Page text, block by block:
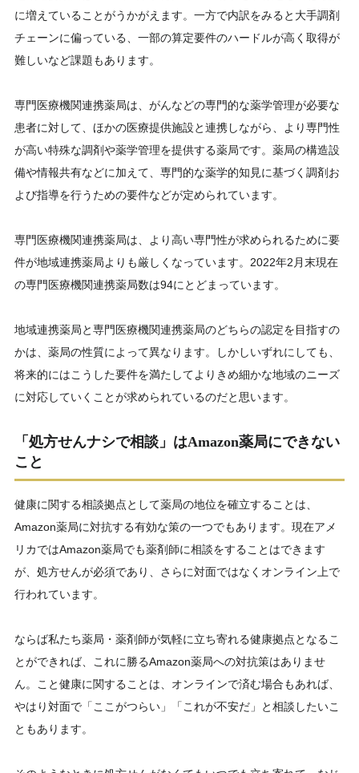
に増えていることがうかがえます。一方で内訳をみると大手調剤
チェーンに偏っている、一部の算定要件のハードルが高く取得が
難しいなど課題もあります。
専門医療機関連携薬局は、がんなどの専門的な薬学管理が必要な
患者に対して、ほかの医療提供施設と連携しながら、より専門性
が高い特殊な調剤や薬学管理を提供する薬局です。薬局の構造設
備や情報共有などに加えて、専門的な薬学的知見に基づく調剤お
よび指導を行うための要件などが定められています。
専門医療機関連携薬局は、より高い専門性が求められるために要
件が地域連携薬局よりも厳しくなっています。2022年2月末現在
の専門医療機関連携薬局数は94にとどまっています。
地域連携薬局と専門医療機関連携薬局のどちらの認定を目指すの
かは、薬局の性質によって異なります。しかしいずれにしても、
将来的にはこうした要件を満たしてよりきめ細かな地域のニーズ
に対応していくことが求められているのだと思います。
「処方せんナシで相談」はAmazon薬局にできない
こと
健康に関する相談拠点として薬局の地位を確立することは、
Amazon薬局に対抗する有効な策の一つでもあります。現在アメ
リカではAmazon薬局でも薬剤師に相談をすることはできます
が、処方せんが必須であり、さらに対面ではなくオンライン上で
行われています。
ならば私たち薬局・薬剤師が気軽に立ち寄れる健康拠点となるこ
とができれば、これに勝るAmazon薬局への対抗策はありませ
ん。こと健康に関することは、オンラインで済む場合もあれば、
やはり対面で「ここがつらい」「これが不安だ」と相談したいこ
ともあります。